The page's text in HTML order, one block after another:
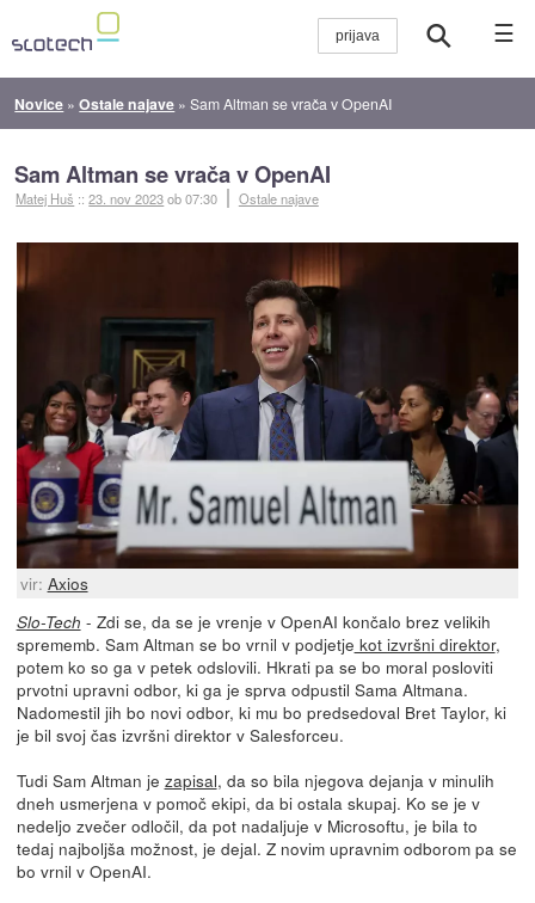
☰
Novice »Ostale najave »Sam Altman se vrača v OpenAI
Sam Altman se vrača v OpenAI
Matej Huš ::23. nov 2023ob 07:30 Ostale najave
vir: Axios
Slo-Tech - Zdi se, da se je vrenje v OpenAI končalo brez velikih
sprememb. Sam Altman se bo vrnil v podjetje kot izvršni direktor,
potem ko so ga v petek odslovili. Hkrati pa se bo moral posloviti
prvotni upravni odbor, ki ga je sprva odpustil Sama Altmana.
Nadomestil jih bo novi odbor, ki mu bo predsedoval Bret Taylor, ki
je bil svoj čas izvršni direktor v Salesforceu.
Tudi Sam Altman je zapisal, da so bila njegova dejanja v minulih
dneh usmerjena v pomoč ekipi, da bi ostala skupaj. Ko se je v
nedeljo zvečer odločil, da pot nadaljuje v Microsoftu, je bila to
tedaj najboljša možnost, je dejal. Z novim upravnim odborom pa se
bo vrnil v OpenAI.